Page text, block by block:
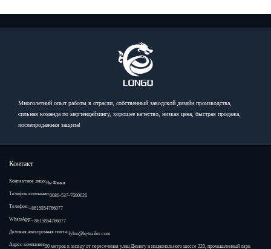
Контакт
Контактное лицо:Ян Фэнья
Телефон компании:0086-537-7600626
Телефон:+8615854766077
WhatsApp:+8615854766077
Деловая электронная почта:fylnn@lq-trailer.com
Адрес компании:50 метров к западу от пересечения улиц Джингу и национального шоссе 220, промышленный парк
Многолетний опыт работы в отрасли, собственный заводской дизайн производства,
сильная команда по мерчендайзингу, хорошее качество, низкая цена, быстрая продажа,
послепродажная защита!